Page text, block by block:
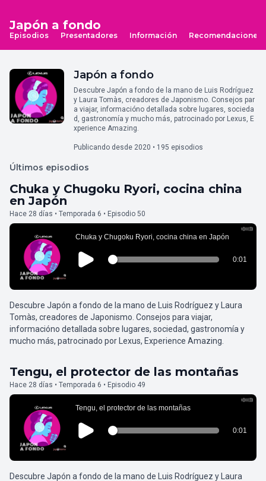
Japón a fondo
Episodios Presentadores Información Recomendaciones
Japón a fondo
Descubre Japón a fondo de la mano de Luis Rodríguez
y Laura Tomàs, creadores de Japonismo. Consejos par
a viajar, informacióno detallada sobre lugares, socieda
d, gastronomía y mucho más, patrocinado por Lexus, E
xperience Amazing.
Publicando desde 2020 • 195 episodios
Últimos episodios
Chuka y Chugoku Ryori, cocina china
en Japón
Hace 28 días • Temporada 6 • Episodio 50
Descubre Japón a fondo de la mano de Luis Rodríguez y Laura
Tomàs, creadores de Japonismo. Consejos para viajar,
informacióno detallada sobre lugares, sociedad, gastronomía y
mucho más, patrocinado por Lexus, Experience Amazing.
Tengu, el protector de las montañas
Hace 28 días • Temporada 6 • Episodio 49
Descubre Japón a fondo de la mano de Luis Rodríguez y Laura